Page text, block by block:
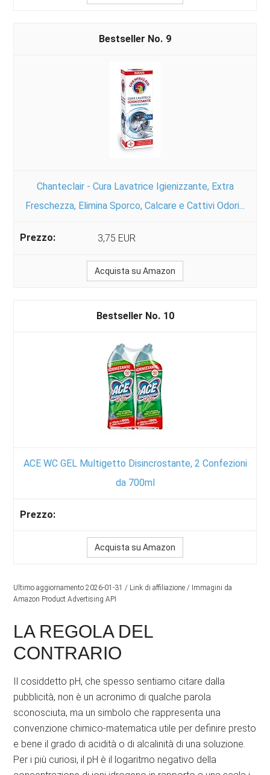
9
Chanteclair - Cura Lavatrice Igienizzante, Extra
Freschezza, Elimina Sporco, Calcare e Cattivi Odori...
3,75 EUR
Acquista su Amazon
10
ACE WC GEL Multigetto Disincrostante, 2 Confezioni
da 700ml
Acquista su Amazon
Ultimo aggiornamento 2026-01-31 / Link di affiliazione / Immagini da
Amazon Product Advertising API
LA REGOLA DEL
CONTRARIO
Il cosiddetto pH, che spesso sentiamo citare dalla
pubblicità, non è un acronimo di qualche parola
sconosciuta, ma un simbolo che rappresenta una
convenzione chimico-matematica utile per definire presto
e bene il grado di acidità o di alcalinità di una soluzione.
Per i più curiosi, il pH è il logaritmo negativo della